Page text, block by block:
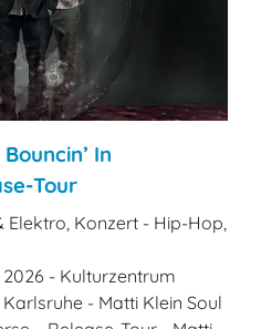
In
Tour
Elektro, Konzert - Hip-Hop,
- Kulturzentrum
- Matti Klein Soul